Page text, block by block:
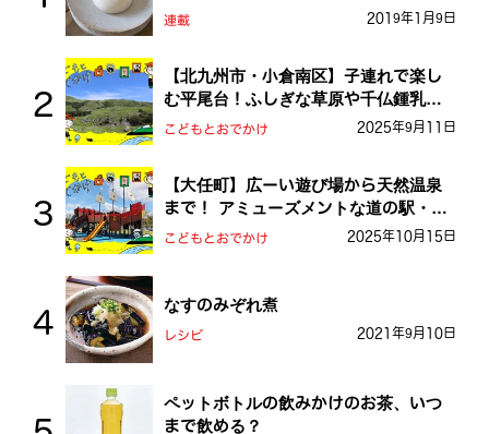
連載 2019年1月9日
【北九州市・小倉南区】子連れで楽し
む平尾台！ふしぎな草原や千仏鍾乳洞
を探検しよう！
こどもとおでかけ 2025年9月11日
【大任町】広ーい遊び場から天然温泉
まで！ アミューズメントな道の駅・お
おとう桜街道
こどもとおでかけ 2025年10月15日
なすのみぞれ煮
レシピ 2021年9月10日
ペットボトルの飲みかけのお茶、いつ
まで飲める？